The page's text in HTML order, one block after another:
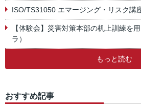
ISO/TS31050 エマージング・リスク講
【体験会】災害対策本部の机上訓練を
ラ）
もっと読む
おすすめ記事